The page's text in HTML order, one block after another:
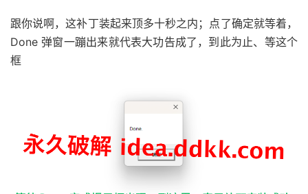
跟你说啊，这补丁装起来顶多十秒之内；点了确定就等着，
Done 弹窗一蹦出来就代表大功告成了，到此为止、等这个
框